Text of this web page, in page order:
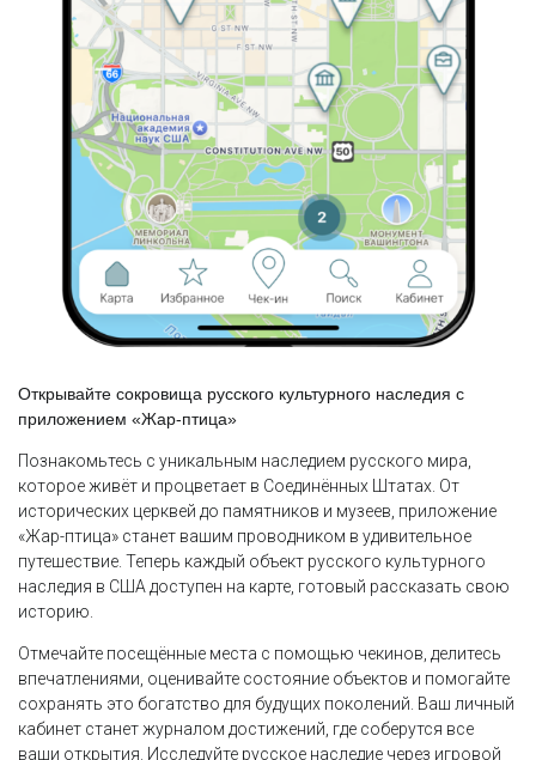
Открывайте сокровища русского культурного наследия с
приложением «Жар-птица»
Познакомьтесь с уникальным наследием русского мира,
которое живёт и процветает в Соединённых Штатах. От
исторических церквей до памятников и музеев, приложение
«Жар-птица» станет вашим проводником в удивительное
путешествие. Теперь каждый объект русского культурного
наследия в США доступен на карте, готовый рассказать свою
историю.
Отмечайте посещённые места с помощью чекинов, делитесь
впечатлениями, оценивайте состояние объектов и помогайте
сохранять это богатство для будущих поколений. Ваш личный
кабинет станет журналом достижений, где соберутся все
ваши открытия. Исследуйте русское наследие через игровой